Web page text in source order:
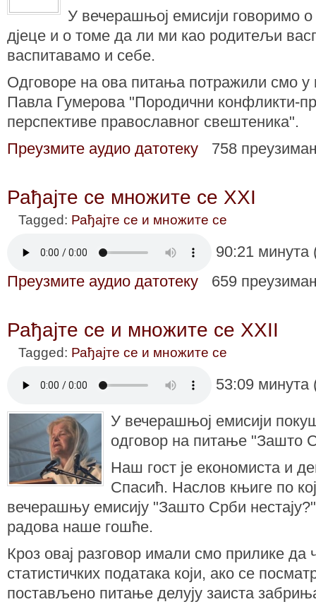
У вечерашњој емисији говоримо
дјеце и о томе да ли ми као родитељи
васпитавамо и себе.
Одговоре на ова питања потражили смо у
Павла Гумерова "Породични конфликти-
перспективе православног свештеника".
Преузмите аудио датотеку
758
Рађајте се множите се XXI
Tagged: Рађајте се и множите се
90:21
Преузмите аудио датотеку
659
Рађајте се и множите се XXII
Tagged: Рађајте се и множите се
53:09
У вечерашњој емисији
одговор на питање "Зашто
Наш гост је економиста и
Спасић. Наслов књиге по
вечерашњу емисију "Зашто Срби нестају?"
радова наше гошће.
Кроз овај разговор имали смо прилике да
статистичких података који, ако се
постављено питање делују заиста